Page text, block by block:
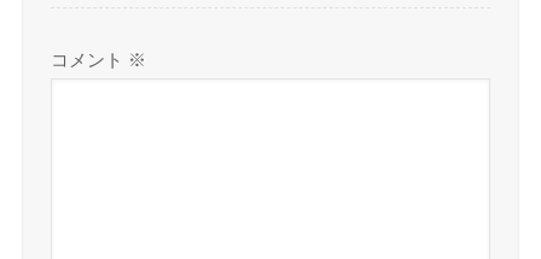
コメント ※